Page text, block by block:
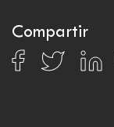
Compartir